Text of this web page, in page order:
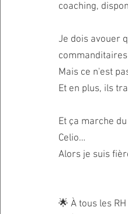
coaching,
Je dois avouer
Mais ce n'est
Et en plus, ils
Et ça marche
Celio…
Alors je suis
🌟 À tous les